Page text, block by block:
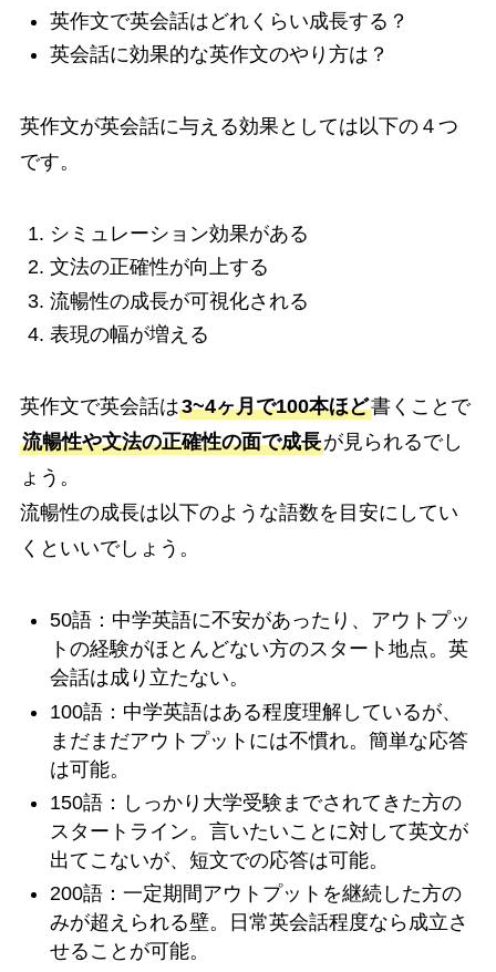
英作文で英会話はどれくらい成長する？
英会話に効果的な英作文のやり方は？
英作文が英会話に与える効果としては以下の４つ
です。
シミュレーション効果がある
文法の正確性が向上する
流暢性の成長が可視化される
表現の幅が増える
英作文で英会話は3~4ヶ月で100本ほど書くことで
流暢性や文法の正確性の面で成長が見られるでし
ょう。
流暢性の成長は以下のような語数を目安にしてい
くといいでしょう。
50語：中学英語に不安があったり、アウトプッ
トの経験がほとんどない方のスタート地点。英
会話は成り立たない。
100語：中学英語はある程度理解しているが、
まだまだアウトプットには不慣れ。簡単な応答
は可能。
150語：しっかり大学受験までされてきた方の
スタートライン。言いたいことに対して英文が
出てこないが、短文での応答は可能。
200語：一定期間アウトプットを継続した方の
みが超えられる壁。日常英会話程度なら成立さ
せることが可能。